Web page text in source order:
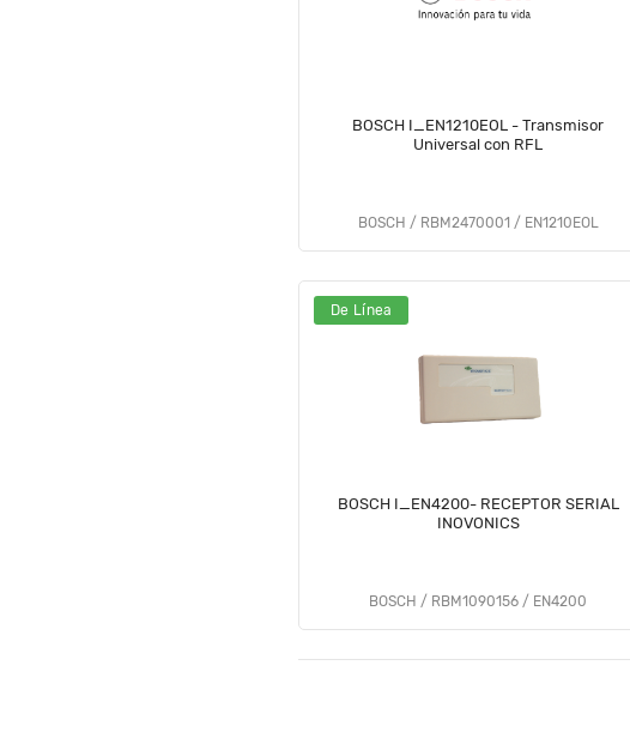
BOSCH I_EN1210EOL - Transmisor
Universal con RFL
BOSCH / RBM2470001 / EN1210EOL
De Línea
BOSCH I_EN4200- RECEPTOR SERIAL
INOVONICS
BOSCH / RBM1090156 / EN4200